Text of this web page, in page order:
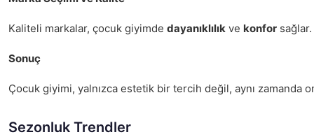
Kaliteli markalar, çocuk giyimde dayanıklılık ve konfor
Sonuç
Çocuk giyimi, yalnızca estetik bir tercih değil, aynı zamanda
Sezonluk Trendler